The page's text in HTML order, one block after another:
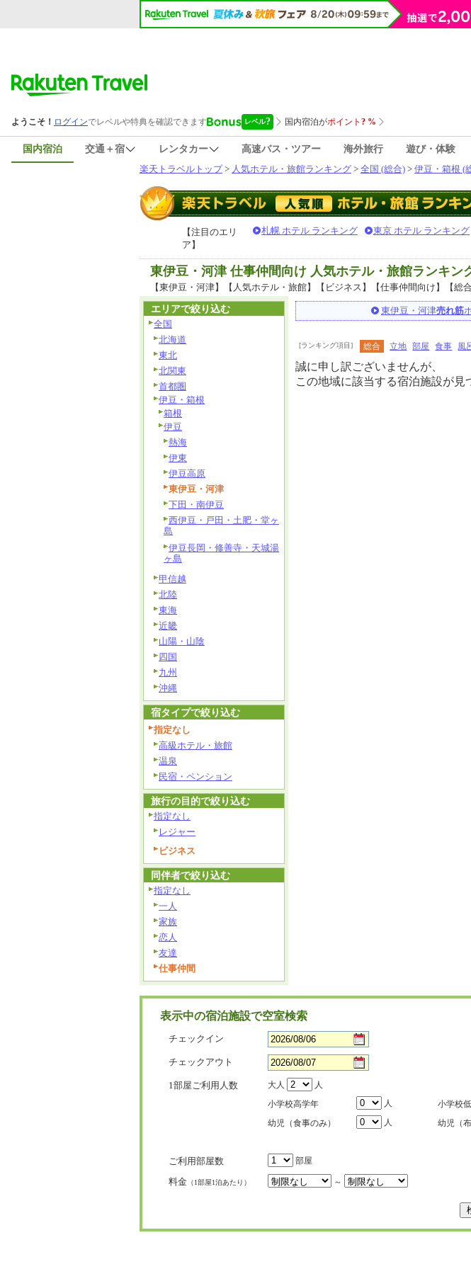
国内宿泊 交通＋宿 レンタカー 高速バス・ツアー 海外旅行 遊び・体験
楽天トラベルトップ> 人気ホテル・旅館ランキング > 全国 (総合) > 伊豆・箱根 (
【注目のエリ
ア】
札幌 ホテル ランキング 東京 ホテル ランキング
東伊豆・河津 仕事仲間向け 人気ホテル・旅館ランキン
【東伊豆・河津】【人気ホテル・旅館】【ビジネス】【仕事仲間向け】【総合
東伊豆・河津売れ筋
[ランキング項目] 総合 立地 部屋 食事 風
誠に申し訳ございませんが、
この地域に該当する宿泊施設が見
エリアで絞り込む
全国
北海道
東北
北関東
首都圏
伊豆・箱根
箱根
伊豆
熱海
伊東
伊豆高原
東伊豆・河津
下田・南伊豆
西伊豆・戸田・土肥・堂ヶ
島
伊豆長岡・修善寺・天城湯
ヶ島
甲信越
北陸
東海
近畿
山陽・山陰
四国
九州
沖縄
宿タイプで絞り込む
指定なし
高級ホテル・旅館
温泉
民宿・ペンション
旅行の目的で絞り込む
指定なし
レジャー
ビジネス
同伴者で絞り込む
指定なし
一人
家族
恋人
友達
仕事仲間
表示中の宿泊施設で空室検索
チェックイン
チェックアウト
1部屋ご利用人数 大人
人
小学校高学年
人 小学校
幼児（食事のみ）
人 幼児（
ご利用部屋数 部屋
料金 （1部屋1泊あたり） ～